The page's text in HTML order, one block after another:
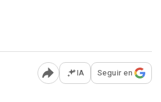
Abrir opciones para
IA Seguir en